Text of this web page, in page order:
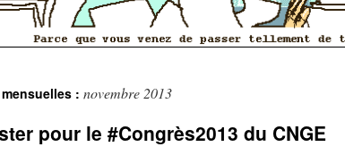
: novembre 2013
pour le #Congrès2013 du CNGE